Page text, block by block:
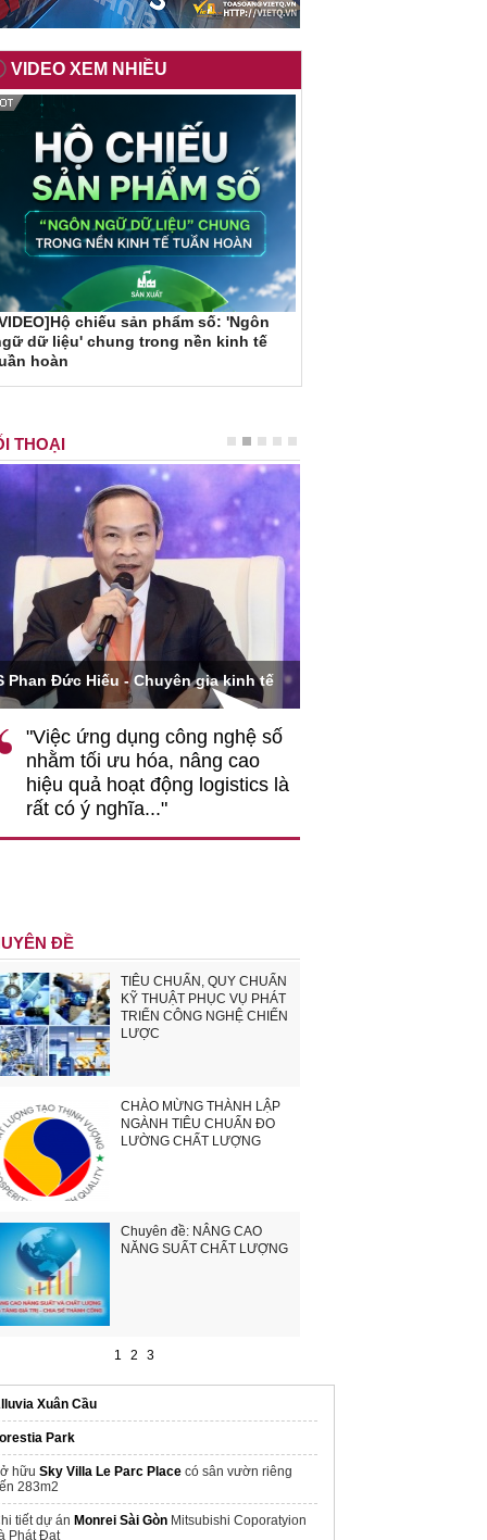
VIDEO XEM NHIỀU
chiếu sản phẩm số: 'Ngôn
dữ liệu' chung trong nền kinh tế
hoàn
THOẠI
Phan Đức Hiếu - Chuyên gia kinh tế
"Việc ứng dụng công nghệ số
nhằm tối ưu hóa, nâng cao
hiệu quả hoạt động logistics là
rất có ý nghĩa..."
ĐỀ
TIÊU CHUẨN, QUY CHUẨN
KỸ THUẬT PHỤC VỤ PHÁT
TRIỂN CÔNG NGHỆ CHIẾN
LƯỢC
CHÀO MỪNG THÀNH LẬP
NGÀNH TIÊU CHUẨN ĐO
LƯỜNG CHẤT LƯỢNG
Chuyên đề: NÂNG CAO
NĂNG SUẤT CHẤT LƯỢNG
1 2 3
Xuân Cầu
Park
hữu Sky Villa Le Parc Place có sân vườn riêng
283m2
tiết dự án Monrei Sài Gòn Mitsubishi Coporatyion
Phát Đạt